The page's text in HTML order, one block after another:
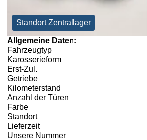
Standort Zentrallager
Allgemeine Daten:
Fahrzeugtyp
Karosserieform
Erst-Zul.
Getriebe
Kilometerstand
Anzahl der Türen
Farbe
Standort
Lieferzeit
Unsere Nummer